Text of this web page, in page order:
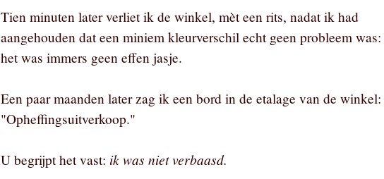
Tien minuten later verliet ik de winkel, mèt een rits, nadat ik had
aangehouden dat een miniem kleurverschil echt geen probleem was:
het was immers geen effen jasje.
Een paar maanden later zag ik een bord in de etalage van de winkel:
"Opheffingsuitverkoop."
U begrijpt het vast: ik was niet verbaasd.